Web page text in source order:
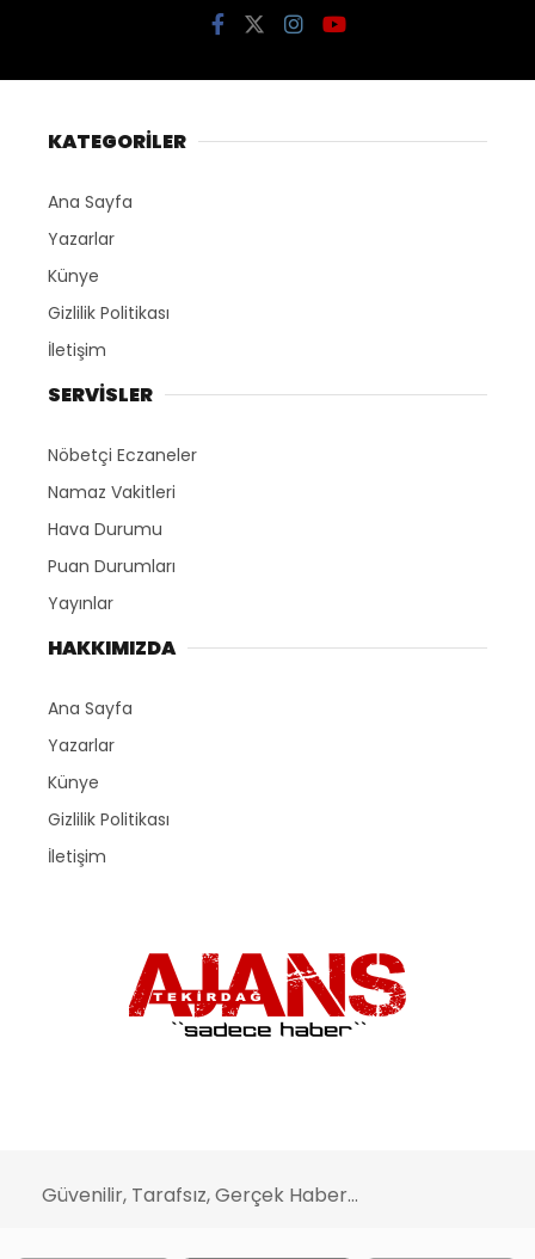
KATEGORİLER
Ana Sayfa
Yazarlar
Künye
Gizlilik Politikası
İletişim
SERVİSLER
Nöbetçi Eczaneler
Namaz Vakitleri
Hava Durumu
Puan Durumları
Yayınlar
HAKKIMIZDA
Ana Sayfa
Yazarlar
Künye
Gizlilik Politikası
İletişim
Güvenilir, Tarafsız, Gerçek Haber...